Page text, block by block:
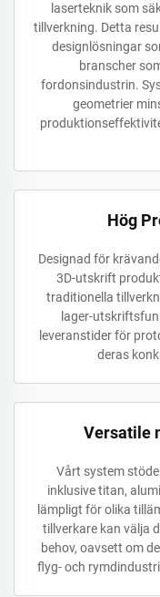
laserteknik som
tillverkning. Detta
designlösningar
branscher
fordonsindustrin.
geometrier
Hög
Designad för
3D-utskrift
traditionella
lager-
leveranstider för
deras
Versatile
Vårt system
inklusive titan,
lämpligt för olika
tillverkare kan välja
behov, oavsett om
flyg- och